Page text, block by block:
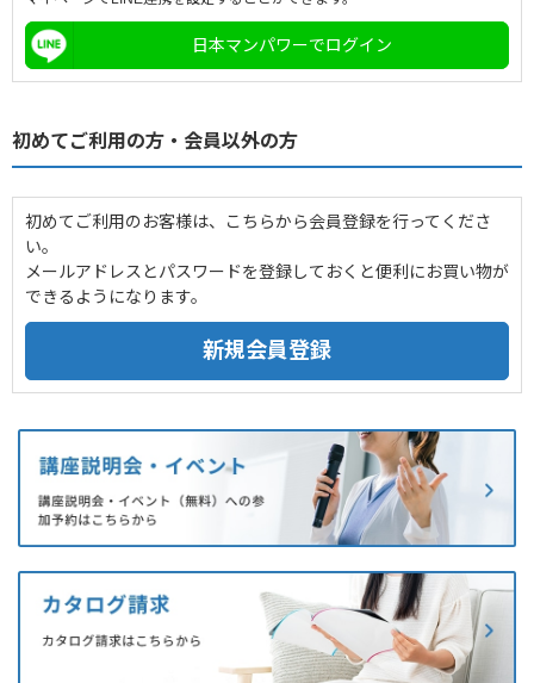
日本マンパワーでログイン
初めてご利用の方・会員以外の方
初めてご利用のお客様は、こちらから会員登録を行ってくださ
い。
メールアドレスとパスワードを登録しておくと便利にお買い物が
できるようになります。